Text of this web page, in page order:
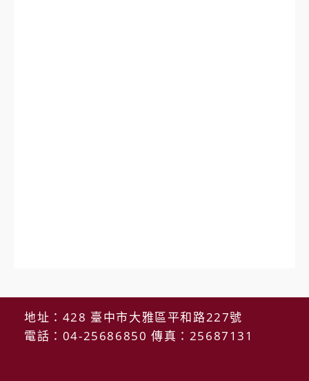
地址：428 臺中市大雅區平和路227號
電話：04-25686850 傳真：25687131